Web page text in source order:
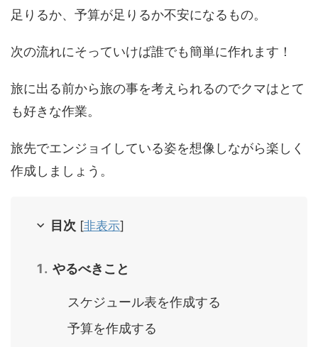
足りるか、予算が足りるか不安になるもの。
次の流れにそっていけば誰でも簡単に作れます！
旅に出る前から旅の事を考えられるのでクマはとて
も好きな作業。
旅先でエンジョイしている姿を想像しながら楽しく
作成しましょう。
目次 [非表示]
やるべきこと
スケジュール表を作成する
予算を作成する